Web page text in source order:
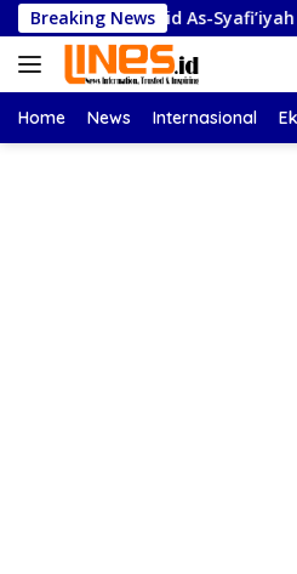
Langsung
ke
konten
Breaking News
As-Syafi’iyah Sidoarjo Ikuti
Home News Internasional